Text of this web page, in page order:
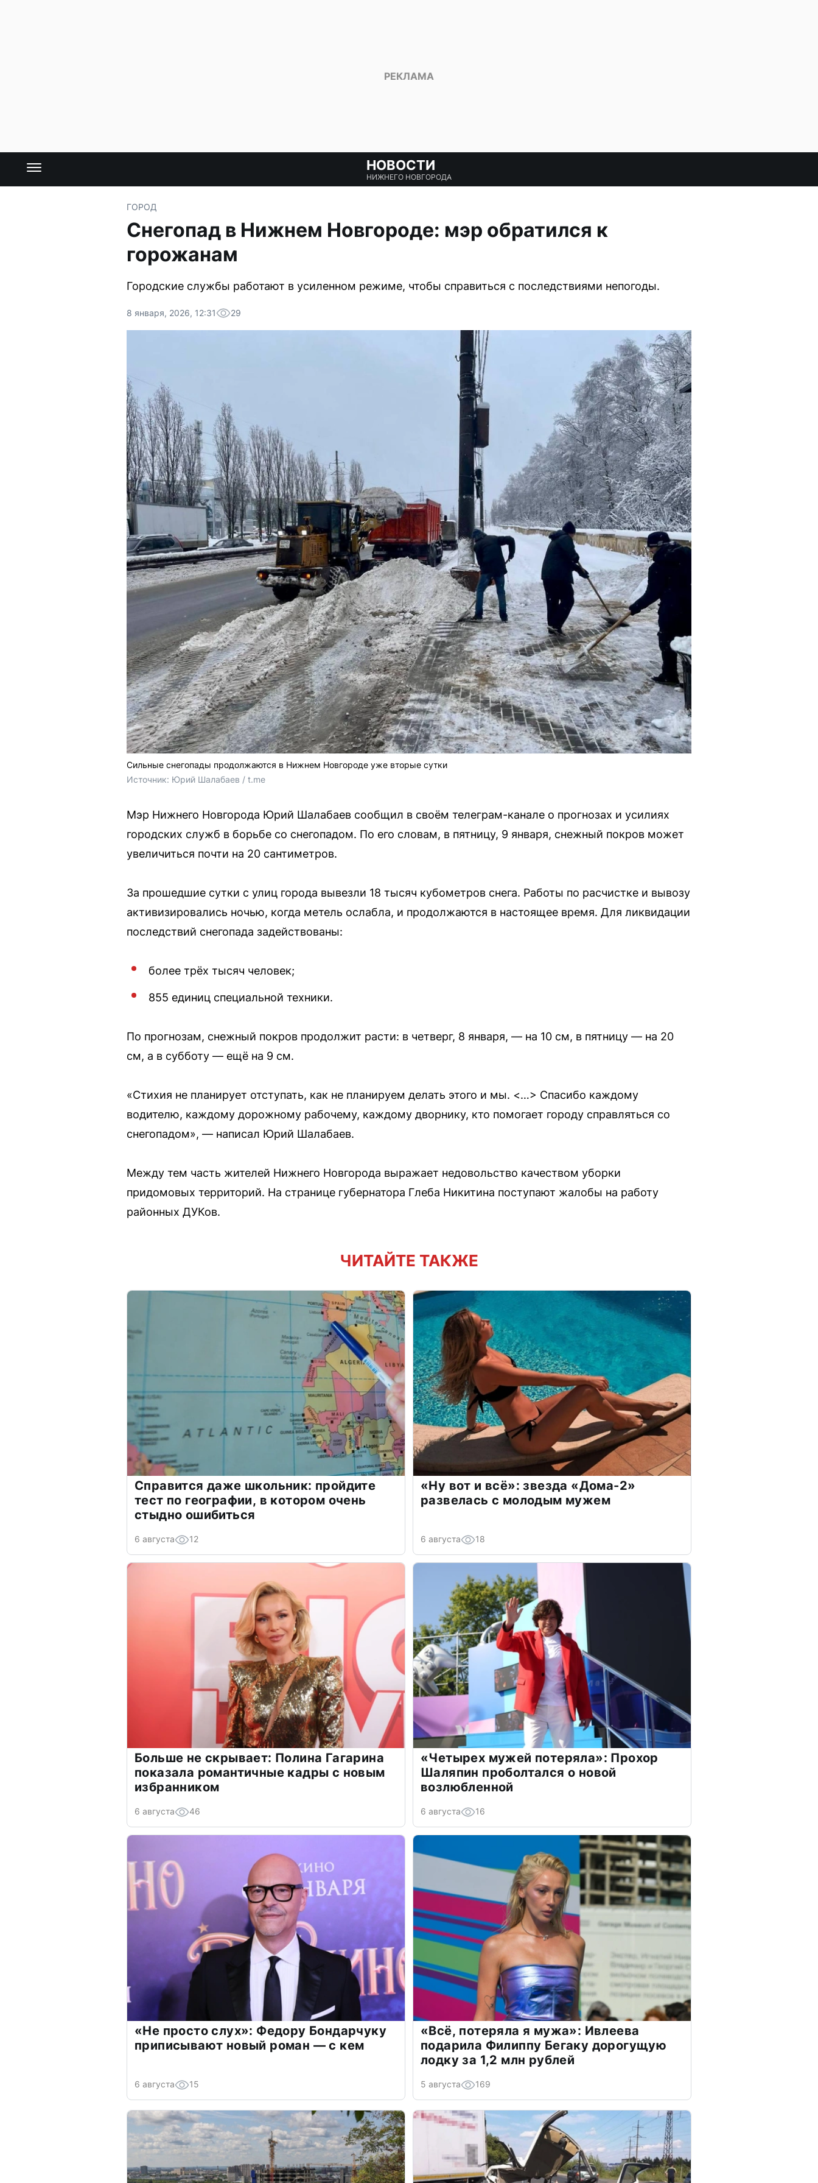
НОВОСТИ
НИЖНЕГО НОВГОРОДА
ГОРОД
Снегопад в Нижнем Новгороде: мэр обратился к
горожанам
Городские службы работают в усиленном режиме, чтобы справиться с последствиями непогоды.
8 января, 2026, 12:31 29
Сильные снегопады продолжаются в Нижнем Новгороде уже вторые сутки
Источник: Юрий Шалабаев / t.me
Мэр Нижнего Новгорода Юрий Шалабаев сообщил в своём телеграм-канале о прогнозах и усилиях
городских служб в борьбе со снегопадом. По его словам, в пятницу, 9 января, снежный покров может
увеличиться почти на 20 сантиметров.
За прошедшие сутки с улиц города вывезли 18 тысяч кубометров снега. Работы по расчистке и вывозу
активизировались ночью, когда метель ослабла, и продолжаются в настоящее время. Для ликвидации
последствий снегопада задействованы:
более трёх тысяч человек;
855 единиц специальной техники.
По прогнозам, снежный покров продолжит расти: в четверг, 8 января, — на 10 см, в пятницу — на 20
см, а в субботу — ещё на 9 см.
«Стихия не планирует отступать, как не планируем делать этого и мы. <…> Спасибо каждому
водителю, каждому дорожному рабочему, каждому дворнику, кто помогает городу справляться со
снегопадом», — написал Юрий Шалабаев.
Между тем часть жителей Нижнего Новгорода выражает недовольство качеством уборки
придомовых территорий. На странице губернатора Глеба Никитина поступают жалобы на работу
районных ДУКов.
ЧИТАЙТЕ ТАКЖЕ
Справится даже школьник: пройдите
тест по географии, в котором очень
стыдно ошибиться
6 августа 12
«Ну вот и всё»: звезда «Дома-2»
развелась с молодым мужем
6 августа 18
Больше не скрывает: Полина Гагарина
показала романтичные кадры с новым
избранником
6 августа 46
«Четырех мужей потеряла»: Прохор
Шаляпин проболтался о новой
возлюбленной
6 августа 16
«Не просто слух»: Федору Бондарчуку
приписывают новый роман — с кем
6 августа 15
«Всё, потеряла я мужа»: Ивлеева
подарила Филиппу Бегаку дорогущую
лодку за 1,2 млн рублей
5 августа 169